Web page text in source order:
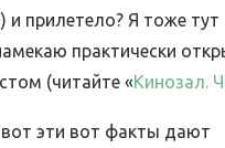
и прилетело? Я тоже тут
практически
(читайте «Кинозал.
эти вот факты дают